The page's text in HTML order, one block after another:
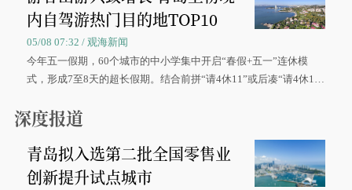
内自驾游热门目的地TOP10
05/08 07:32 / 观海新闻
今年五一假期，60个城市的中小学集中开启“春假+五一”连休模
式，形成7至8天的超长假期。结合前拼“请4休11”或后凑“请4休1
深度报道
青岛拟入选第二批全国零售业
创新提升试点城市